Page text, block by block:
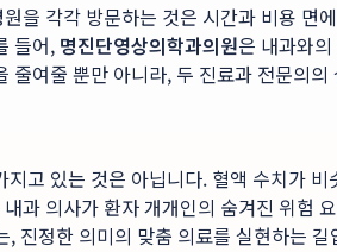
을 각각 방문하는 것은 시간과 비용 면
들어, 명진단영상의학과의원은 내과와
줄여줄 뿐만 아니라, 두 진료과 전문의
고 있는 것은 아닙니다. 혈액 수치가
과 의사가 환자 개개인의 숨겨진 위험
진정한 의미의 맞춤 의료를 실현하는 길